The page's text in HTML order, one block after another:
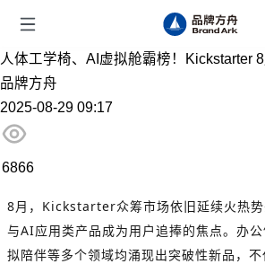
人体工学椅、AI虚拟舱霸榜！Kickstarter
品牌方舟
2025-08-29 09:17
6866
8月，Kickstarter众筹市场依旧延续火热
与AI应用类产品成为用户追捧的焦点。办
拟陪伴等多个领域均涌现出突破性新品，不